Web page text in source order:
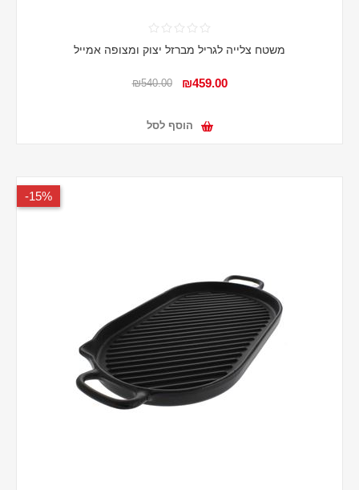
משטח צלייה לגריל מברזל יצוק ומצופה אמייל
₪459.00
₪540.00
הוסף לסל
15%-